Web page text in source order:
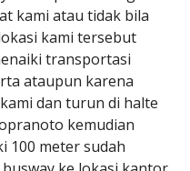
kami atau tidak bila
kami tersebut
transportasi
ataupun karena
dan turun di halte
kemudian
100 meter sudah